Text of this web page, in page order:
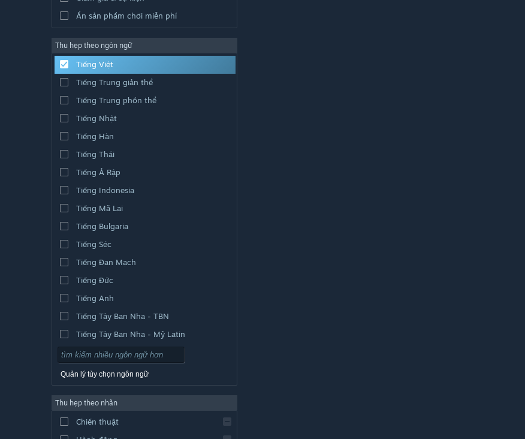
Ẩn sản phẩm chơi miễn phí
Thu hẹp theo ngôn ngữ
Tiếng Việt
Tiếng Trung giản thể
Tiếng Trung phồn thể
Tiếng Nhật
Tiếng Hàn
Tiếng Thái
Tiếng Ả Rập
Tiếng Indonesia
Tiếng Mã Lai
Tiếng Bulgaria
Tiếng Séc
Tiếng Đan Mạch
Tiếng Đức
Tiếng Anh
Tiếng Tây Ban Nha - TBN
Tiếng Tây Ban Nha - Mỹ Latin
Quản lý tùy chọn ngôn ngữ
Thu hẹp theo nhãn
Chiến thuật